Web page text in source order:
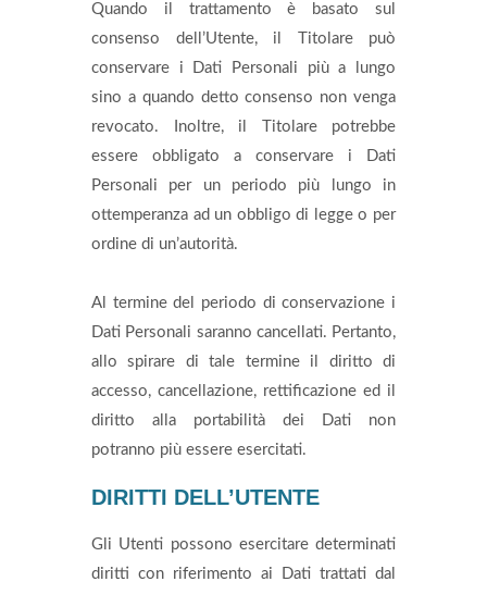
Quando il trattamento è basato sul
consenso dell’Utente, il Titolare può
conservare i Dati Personali più a lungo
sino a quando detto consenso non venga
revocato. Inoltre, il Titolare potrebbe
essere obbligato a conservare i Dati
Personali per un periodo più lungo in
ottemperanza ad un obbligo di legge o per
ordine di un’autorità.
Al termine del periodo di conservazione i
Dati Personali saranno cancellati. Pertanto,
allo spirare di tale termine il diritto di
accesso, cancellazione, rettificazione ed il
diritto alla portabilità dei Dati non
potranno più essere esercitati.
DIRITTI DELL’UTENTE
Gli Utenti possono esercitare determinati
diritti con riferimento ai Dati trattati dal